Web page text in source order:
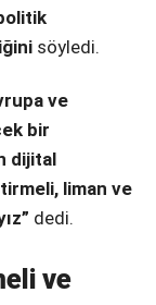
söyledi.
ve
bir
dijital
liman ve
dedi.
ve